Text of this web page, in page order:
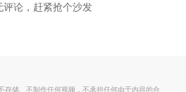
评论，赶紧抢个沙发
存储、不制作任何视频，不承担任何由于内容的合